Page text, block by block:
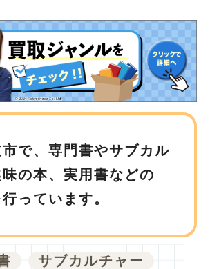
で、専門書やサブカル
の本、実用書などの
っています。
サブカルチャー